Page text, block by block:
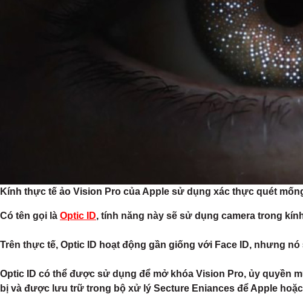
Kính thực tế ảo Vision Pro của Apple sử dụng xác thực quét
Có tên gọi là Optic ID, tính năng này sẽ sử dụng camera trong
Trên thực tế, Optic ID hoạt động gần giống với ‌Face ID‌, nhưng
Optic ID có thể được sử dụng để mở khóa Vision Pro, ủy quyền
bị và được lưu trữ trong bộ xử lý Secture Eniances để Apple